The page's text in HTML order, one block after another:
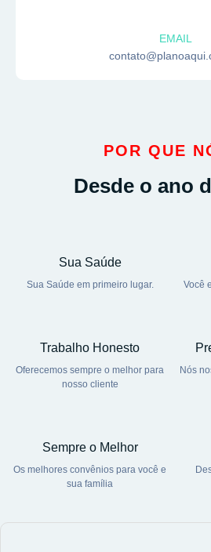
EMAIL
POR QUE
Desde o ano
Sua Saúde
Sua Saúde em primeiro lugar. Você
Trabalho Honesto
Oferecemos sempre o melhor para
nosso cliente
Nós
Sempre o Melhor
Os melhores convênios para você e
sua família